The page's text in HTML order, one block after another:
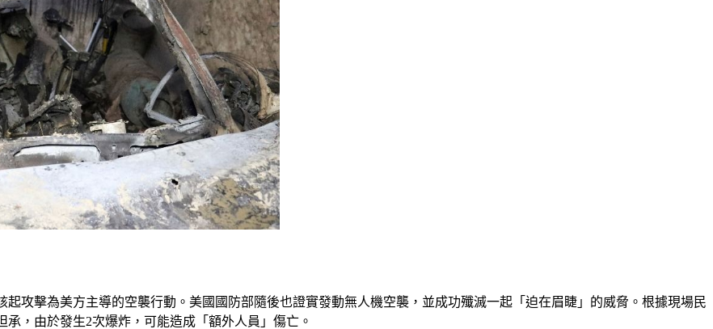
攻擊為美方主導的空襲行動。美國國防部隨後也證實發動無人機空襲，並成功殲滅一起「迫在眉睫」的威脅。根據現場民
，由於發生2次爆炸，可能造成「額外人員」傷亡。